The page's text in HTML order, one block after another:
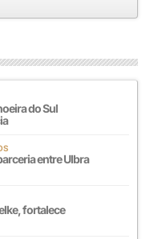
do Sul
entre Ulbra
fortalece